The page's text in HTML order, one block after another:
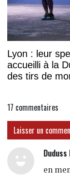
Lyon : leur
accueilli à la
des tirs de
17 commentaires
Laisser un
Duduss
en